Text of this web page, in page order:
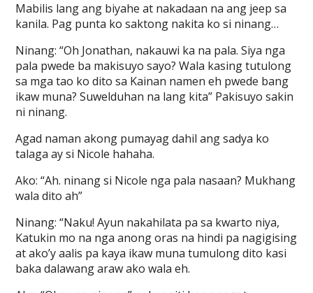
Mabilis lang ang biyahe at nakadaan na ang jeep sa
kanila. Pag punta ko saktong nakita ko si ninang…
Ninang: “Oh Jonathan, nakauwi ka na pala. Siya nga
pala pwede ba makisuyo sayo? Wala kasing tutulong
sa mga tao ko dito sa Kainan namen eh pwede bang
ikaw muna? Suwelduhan na lang kita” Pakisuyo sakin
ni ninang.
Agad naman akong pumayag dahil ang sadya ko
talaga ay si Nicole hahaha.
Ako: “Ah. ninang si Nicole nga pala nasaan? Mukhang
wala dito ah”
Ninang: “Naku! Ayun nakahilata pa sa kwarto niya,
Katukin mo na nga anong oras na hindi pa nagigising
at ako’y aalis pa kaya ikaw muna tumulong dito kasi
baka dalawang araw ako wala eh.